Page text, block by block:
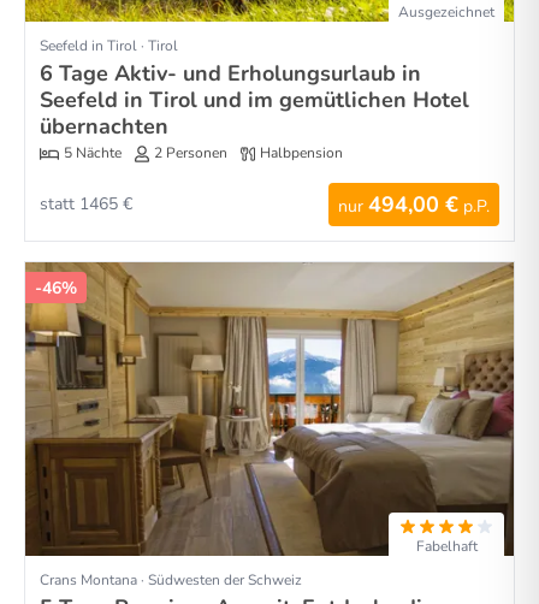
Ausgezeichnet
Seefeld in Tirol · Tirol
6 Tage Aktiv- und Erholungsurlaub in
Seefeld in Tirol und im gemütlichen Hotel
übernachten
5 Nächte 2 Personen Halbpension
nur 494,00 € p.P.
statt 1465 €
-46%
Fabelhaft
Crans Montana · Südwesten der Schweiz